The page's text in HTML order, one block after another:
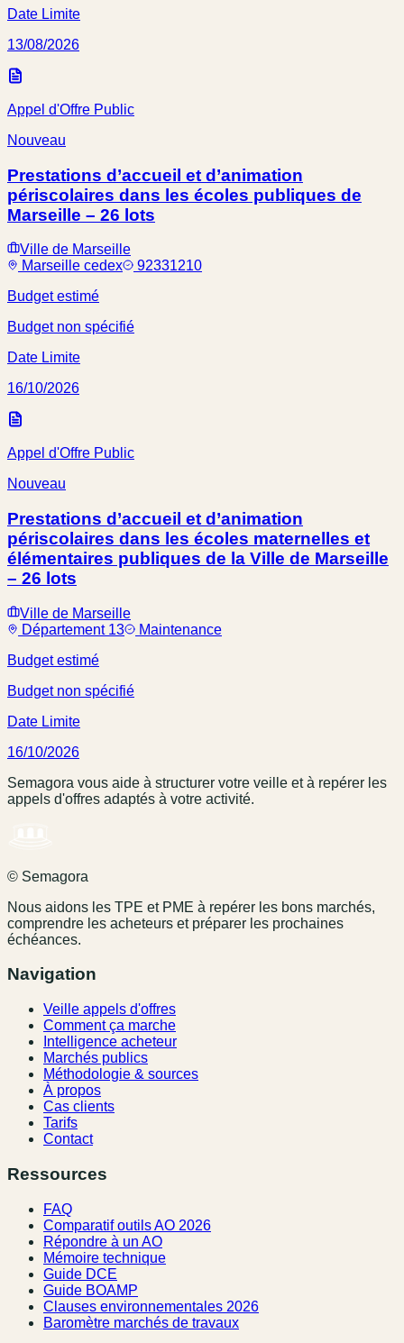
Date Limite
13/08/2026
Appel d'Offre Public
Nouveau
Prestations d’accueil et d’animation
périscolaires dans les écoles publiques de
Marseille – 26 lots
Ville de Marseille
Marseille cedex
92331210
Budget estimé
Budget non spécifié
Date Limite
16/10/2026
Appel d'Offre Public
Nouveau
Prestations d’accueil et d’animation
périscolaires dans les écoles maternelles et
élémentaires publiques de la Ville de Marseille
– 26 lots
Ville de Marseille
Département 13
Maintenance
Budget estimé
Budget non spécifié
Date Limite
16/10/2026
Semagora vous aide à structurer votre veille et à repérer les
appels d'offres adaptés à votre activité.
© Semagora
Nous aidons les TPE et PME à repérer les bons marchés,
comprendre les acheteurs et préparer les prochaines
échéances.
Navigation
Veille appels d'offres
Comment ça marche
Intelligence acheteur
Marchés publics
Méthodologie & sources
À propos
Cas clients
Tarifs
Contact
Ressources
FAQ
Comparatif outils AO 2026
Répondre à un AO
Mémoire technique
Guide DCE
Guide BOAMP
Clauses environnementales 2026
Baromètre marchés de travaux